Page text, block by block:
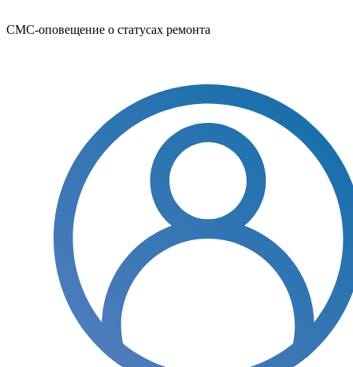
СМС-оповещение о статусах ремонта